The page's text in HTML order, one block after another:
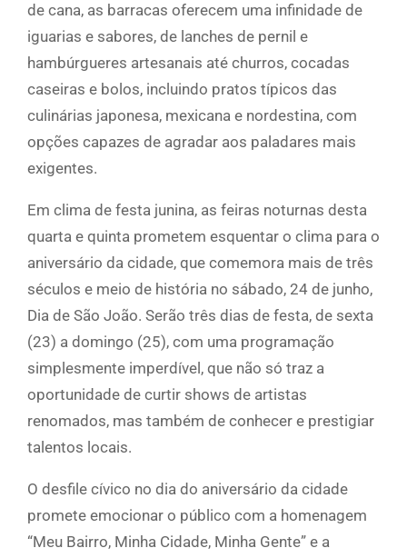
de cana, as barracas oferecem uma infinidade de
iguarias e sabores, de lanches de pernil e
hambúrgueres artesanais até churros, cocadas
caseiras e bolos, incluindo pratos típicos das
culinárias japonesa, mexicana e nordestina, com
opções capazes de agradar aos paladares mais
exigentes.
Em clima de festa junina, as feiras noturnas desta
quarta e quinta prometem esquentar o clima para o
aniversário da cidade, que comemora mais de três
séculos e meio de história no sábado, 24 de junho,
Dia de São João. Serão três dias de festa, de sexta
(23) a domingo (25), com uma programação
simplesmente imperdível, que não só traz a
oportunidade de curtir shows de artistas
renomados, mas também de conhecer e prestigiar
talentos locais.
O desfile cívico no dia do aniversário da cidade
promete emocionar o público com a homenagem
“Meu Bairro, Minha Cidade, Minha Gente” e a